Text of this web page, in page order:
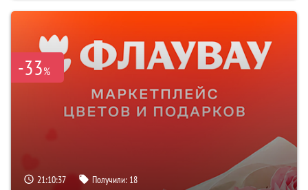
-33%
21:10:36 Получили: 18